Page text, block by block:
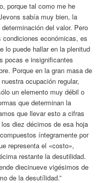
porque tal como me he
sabía muy bien, la
del valor. Pero
económicas, es
lo puede hallar en la plenitud
pocas e insignificantes
Porque en la gran masa de
ocupación regular,
un elemento muy débil o
que determinan la
que llevar esto a cifras
diez décimos de esa hoja
íntegramente por
representa el «costo»,
restante la desutilidad.
diecinueve vigésimos de
de la desutílidad.”